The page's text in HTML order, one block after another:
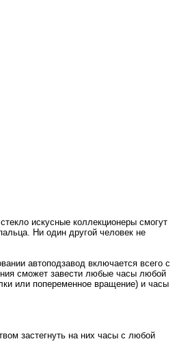
искусные коллекционеры смогут
Ни один другой человек не
автоподзавод включается всего с
сможет завести любые часы любой
или попеременное вращение) и часы
застегнуть на них часы с любой